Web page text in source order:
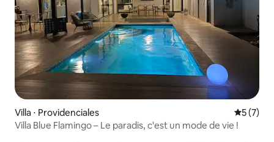
Villa ⋅ Providenciales
5 (7)
Villa Blue Flamingo – Le paradis, c'est un mode de vie !